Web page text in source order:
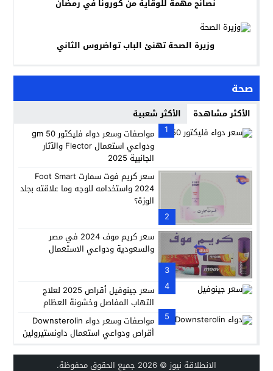
نصائح مهمة للوقاية من كورونا في رمضان
وزيرة الصحة تهنئ الباب تواضروس الثاني
صحة
الأكثر مشاهدة
الأكثر شعبية
1
مواصفات وسعر دواء فليكتور 50 gm
ودواعي استعمال Flector والآثار
الجانبية 2025
2
سعر كريم فوت سمارت Foot Smart
2024 واستخدامه للوجه وما علاقته بجلد
الوزة؟
3
سعر كريم موف 2024 في مصر
والسعودية ودواعي الاستعمال
4
سعر جينوفيل أقراص 2025 لعلاج
التهاب المفاصل وخشونة العظام
5
مواصفات وسعر دواء Downsterolin
أقراص ودواعي استعمال داونستيرولين
الانطلاقة نيوز © 2026 جميع الحقوق محفوظة.